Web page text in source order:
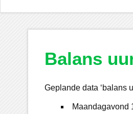
Balans
Geplande data ‘balans
Maandagavond